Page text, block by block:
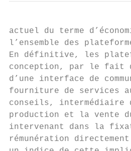
actuel du terme
l’ensemble des
En définitive, les
conception, par le fait
d’une interface de
fourniture de services
conseils, intermédiaire
production et la vente
intervenant dans la
rémunération